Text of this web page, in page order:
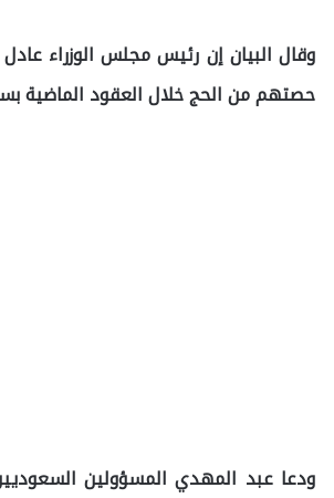
وقال البيان إن رئيس مجلس الوزراء
حصتهم من الحج خلال العقود الماضية
ودعا عبد المهدي المسؤولين